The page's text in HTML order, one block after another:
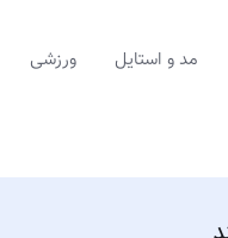
مد و استایل ورزشی